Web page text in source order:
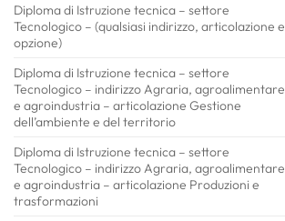
Diploma di Istruzione tecnica – settore
Tecnologico – (qualsiasi indirizzo, articolazione e
opzione)
Diploma di Istruzione tecnica – settore
Tecnologico – indirizzo Agraria, agroalimentare
e agroindustria – articolazione Gestione
dell’ambiente e del territorio
Diploma di Istruzione tecnica – settore
Tecnologico – indirizzo Agraria, agroalimentare
e agroindustria – articolazione Produzioni e
trasformazioni